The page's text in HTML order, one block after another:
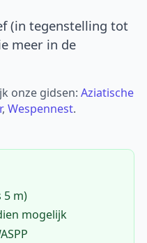
(in tegenstelling tot
meer in de
onze gidsen:Aziatische
,Wespennest.
5 m)
mogelijk